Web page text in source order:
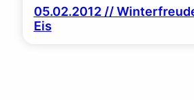
05.02.2012 //
Eis